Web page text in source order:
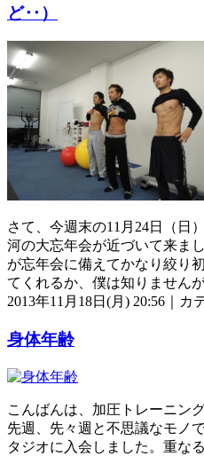
ど‥）
さて、今週末の11月24日（日
河の大忘年会が近づいて来ま
が忘年会に備えてかなり絞り
てくれるか、僕は知りません
2013年11月18日(月) 20:56｜カ
身体年齢
こんばんは、加圧トレーニン
先週、先々週と不思議なモノ
タジオに入会しました。重な